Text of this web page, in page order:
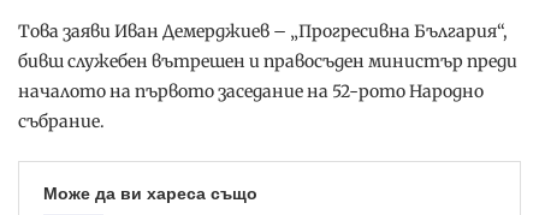
Това заяви Иван Демерджиев – „Прогресивна България“,
бивш служебен вътрешен и правосъден министър преди
началото на първото заседание на 52-рото Народно
събрание.
Може да ви хареса също